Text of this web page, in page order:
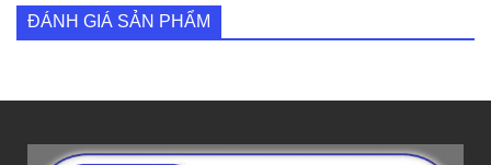
ĐÁNH GIÁ SẢN PHẨM